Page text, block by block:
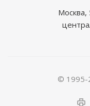
Москва,
© 1995-